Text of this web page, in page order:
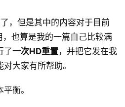
，但是其中的内容对于目前
也算是我的一篇自己比较满
了一次HD重置，并把它发在我
大家有所帮助。
衡。